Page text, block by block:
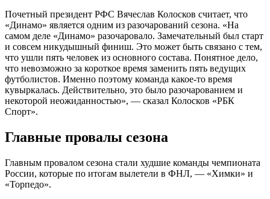
Почетный президент РФС Вячеслав Колосков считает, что
«Динамо» является одним из разочарований сезона. «На
самом деле «Динамо» разочаровало. Замечательный был старт
и совсем никудышный финиш. Это может быть связано с тем,
что ушли пять человек из основного состава. Понятное дело,
что невозможно за короткое время заменить пять ведущих
футболистов. Именно поэтому команда какое-то время
кувыркалась. Действительно, это было разочарованием и
некоторой неожиданностью», — сказал Колосков «РБК
Спорт».
Главные провалы сезона
Главным провалом сезона стали худшие команды чемпионата
России, которые по итогам вылетели в ФНЛ, — «Химки» и
«Торпедо».